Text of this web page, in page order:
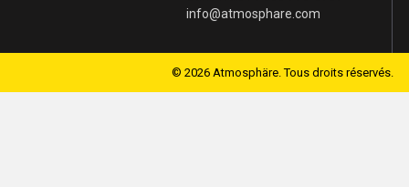
info@atmosphare.com
©2026 Atmosphäre. Tous droits réservés.